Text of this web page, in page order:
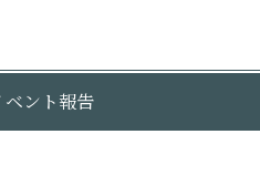
ベント報告